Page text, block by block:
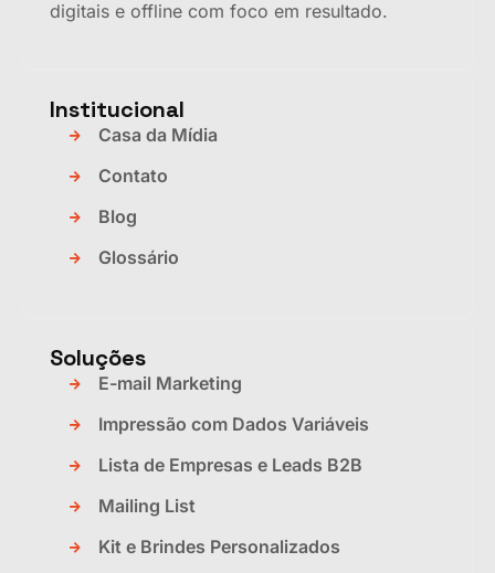
digitais e offline com foco em resultado.
Institucional
Casa da Mídia
Contato
Blog
Glossário
Soluções
E-mail Marketing
Impressão com Dados Variáveis
Lista de Empresas e Leads B2B
Mailing List
Kit e Brindes Personalizados